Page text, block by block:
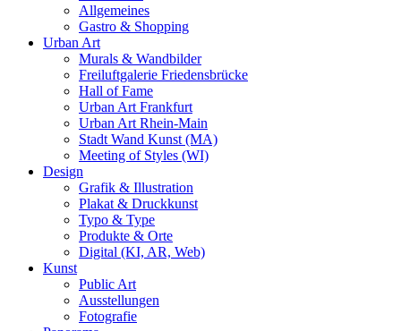
Allgemeines
Gastro & Shopping
Urban Art
Murals & Wandbilder
Freiluftgalerie Friedensbrücke
Hall of Fame
Urban Art Frankfurt
Urban Art Rhein-Main
Stadt Wand Kunst (MA)
Meeting of Styles (WI)
Design
Grafik & Illustration
Plakat & Druckkunst
Typo & Type
Produkte & Orte
Digital (KI, AR, Web)
Kunst
Public Art
Ausstellungen
Fotografie